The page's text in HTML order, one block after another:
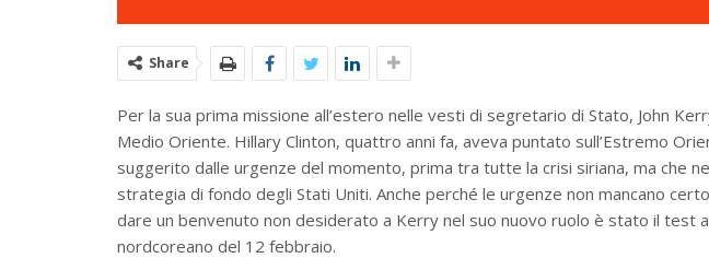
Share
Per la sua prima missione all’estero nelle vesti di segretario di Stato, John
Medio Oriente. Hillary Clinton, quattro anni fa, aveva puntato sull’Estremo
suggerito dalle urgenze del momento, prima tra tutte la crisi siriana, ma che
strategia di fondo degli Stati Uniti. Anche perché le urgenze non mancano
dare un benvenuto non desiderato a Kerry nel suo nuovo ruolo è stato il test
nordcoreano del 12 febbraio.